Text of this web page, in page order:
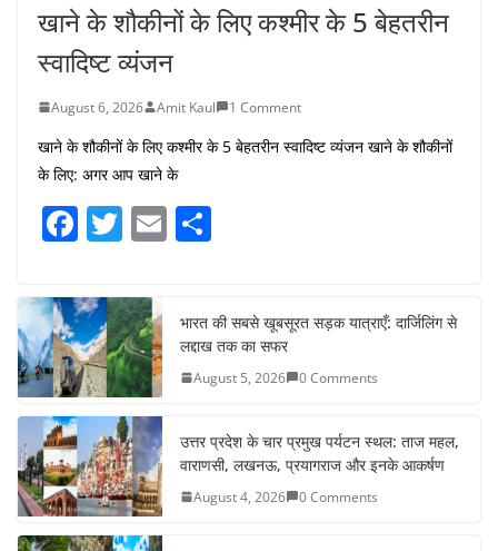
खाने के शौकीनों के लिए कश्मीर के 5 बेहतरीन
स्वादिष्ट व्यंजन
August 6, 2026 Amit Kaul 1 Comment
खाने के शौकीनों के लिए कश्मीर के 5 बेहतरीन स्वादिष्ट व्यंजन खाने के शौकीनों
के लिए: अगर आप खाने के
F
c
e
b
o
o
k
T
itt
er
E
e
भारत की सबसे खूबसूरत सड़क यात्राएँ: दार्जिलिंग से
लद्दाख तक का सफर
August 5, 2026 0 Comments
उत्तर प्रदेश के चार प्रमुख पर्यटन स्थल: ताज महल,
वाराणसी, लखनऊ, प्रयागराज और इनके आकर्षण
August 4, 2026 0 Comments